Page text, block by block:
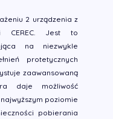
2 urządzenia z
CEREC. Jest to
na niezwykle
protetycznych
zaawansowaną
daje możliwość
poziomie
pobierania